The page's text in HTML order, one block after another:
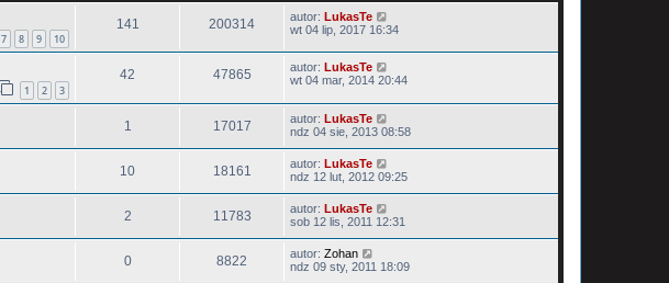
7 8 9 10
141 200314 autor: LukasTe
wt 04 lip, 2017 16:34
1 2 3
42 47865 autor: LukasTe
wt 04 mar, 2014 20:44
1 17017 autor: LukasTe
ndz 04 sie, 2013 08:58
10 18161 autor: LukasTe
ndz 12 lut, 2012 09:25
2 11783 autor: LukasTe
sob 12 lis, 2011 12:31
0 8822 autor: Zohan
ndz 09 sty, 2011 18:09